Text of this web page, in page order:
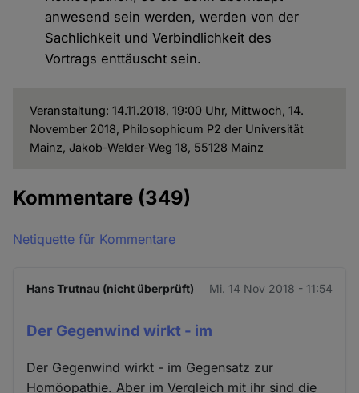
anwesend sein werden, werden von der
Sachlichkeit und Verbindlichkeit des
Vortrags enttäuscht sein.
Veranstaltung: 14.11.2018, 19:00 Uhr, Mittwoch, 14.
November 2018, Philosophicum P2 der Universität
Mainz, Jakob-Welder-Weg 18, 55128 Mainz
Kommentare (349)
Netiquette für Kommentare
Hans Trutnau (nicht überprüft) Mi. 14 Nov 2018 - 11:54
Der Gegenwind wirkt - im
Der Gegenwind wirkt - im Gegensatz zur
Homöopathie. Aber im Vergleich mit ihr sind die